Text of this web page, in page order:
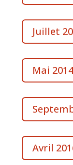
Juillet
Mai 2014
Avril